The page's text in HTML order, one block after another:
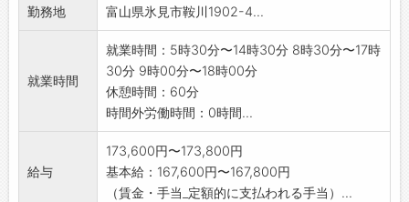
勤務地 富山県氷見市鞍川1902-4...
就業時間
就業時間：5時30分〜14時30分 8時30分〜17時
30分 9時00分〜18時00分
休憩時間：60分
時間外労働時間：0時間...
給与
173,600円〜173,800円
基本給：167,600円〜167,800円
（賃金・手当_定額的に支払われる手当）...